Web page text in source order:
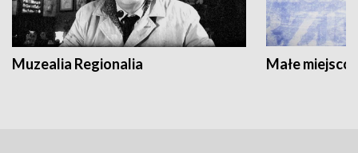
Muzealia Regionalia Małe